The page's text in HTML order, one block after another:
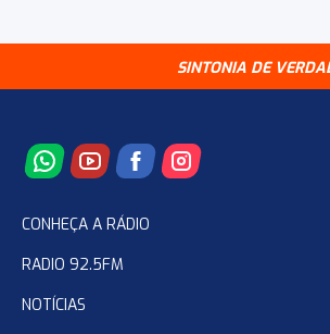
SINTONIA DE
CONHEÇA A RÁDIO
RADIO 92.5FM
NOTÍCIAS